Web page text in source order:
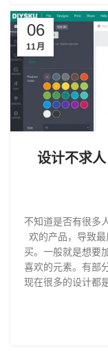
06
11月
设计不求
不知道是否有很多
欢的产品，导致
买。一般就是想要
喜欢的元素。有部
现在很多的设计都